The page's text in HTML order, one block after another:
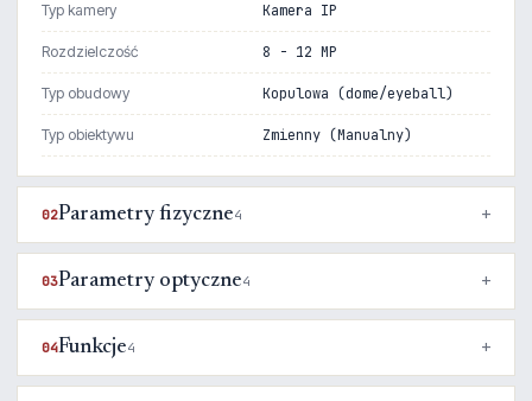
Typ kamery Kamera IP
Rozdzielczość 8 - 12 MP
Typ obudowy Kopulowa (dome/eyeball)
Typ obiektywu Zmienny (Manualny)
02Parametry fizyczne4
03Parametry optyczne4
04Funkcje4